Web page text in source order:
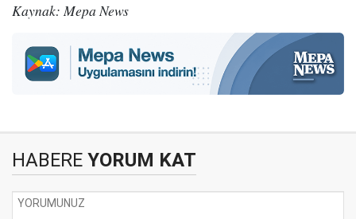
Kaynak: Mepa News
HABERE YORUM KAT